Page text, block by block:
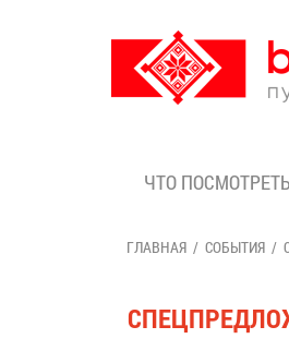
ЧТО ПОСМОТРЕТЬ
ГЛАВНАЯ СОБЫТИЯ